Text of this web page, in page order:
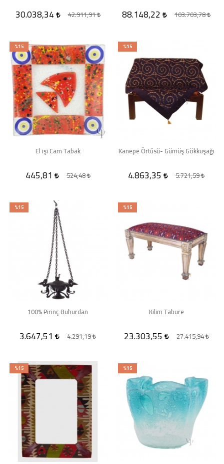
30.038,34 42.911,91 88.148,22 103.703,78
El işi Cam Tabak
%15
445,81 524,48
Kanepe Örtüsü- Gümüş Gökkuşağı
%15
4.863,35 5.721,59
100% Pirinç Buhurdan
%15
3.647,51 4.291,19
Kilim Tabure
%15
23.303,55 27.415,94
%15 %15